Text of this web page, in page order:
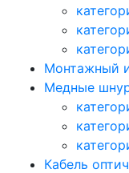
Монтажный
Медные
Кабель